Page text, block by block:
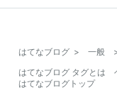
はてなブログ > 一般
はてなブログ タグとは
はてなブログトップ